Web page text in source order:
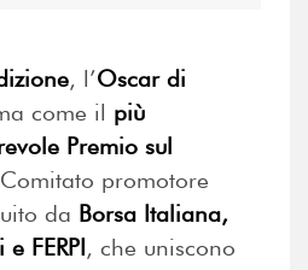
, l’Oscar di
come il più
Premio sul
promotore
da Borsa Italiana,
FERPI, che uniscono